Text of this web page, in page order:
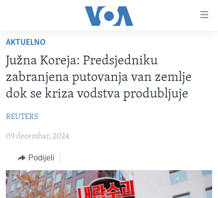
glavni
sadržaj
Pređi
na
glavnu
Idi
na
VIDEO
FOTOGRAFIJE DANA
BOSNA I HERCEGOVINA
SVIJET
NAUKA I TEHNOLOGIJA
SPECIJALNI PROJEKTI
KORUPCIJA
SLOBODA MEDIJA
ŽENSKA STRANA
AKTUELNO
Južna Koreja: Predsjedniku
zabranjena putovanja van zemlje
dok se kriza vodstva produbljuje
REUTERS
09 decembar, 2024
Podijeli